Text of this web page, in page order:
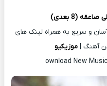
(8 بعدی)
و سریع به همراه لینک های
آهنگ | موزیکیو
ownload New Music